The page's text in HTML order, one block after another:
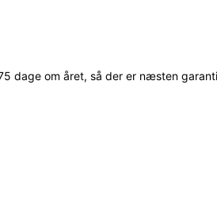
dage om året, så der er næsten